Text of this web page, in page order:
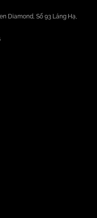
Diamond, Số 93 Láng Hạ,